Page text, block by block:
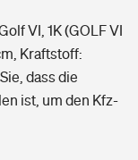
VI, 1K (GOLF VI
Kraftstoff:
dass die
ist, um den Kfz-